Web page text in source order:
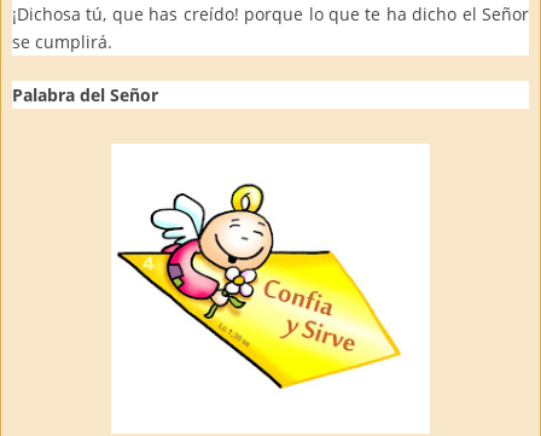
¡Dichosa tú, que has creído! porque lo que te ha dicho el Señor
se cumplirá.
Palabra del Señor